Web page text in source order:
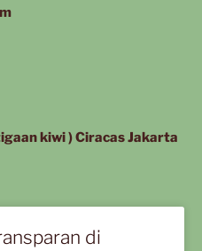
kiwi ) Ciracas Jakarta
di